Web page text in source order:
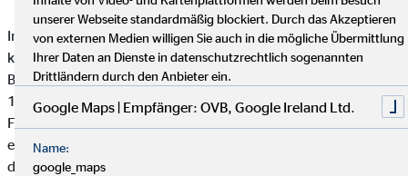
Im Rahmen des OVB Europatreffens im Dezember 2021
konnten dank der Spenden vieler OVB Berater und
Beraterinnen, der OVB Holding AG und dem OVB Hilfswerk
100.000 Euro zur Unterstützung des nachhaltigen
Familienhilfe-Programms in Toamasina, Madagaskar
eingesammelt werden. Das jüngste Interview mit dem Direktor
der SOS-Kinderdörfer Madagaskar, Jean-François Lepetit, zeigt
unserer Webseite standardmäßig blockiert. Durch das Akzeptieren
von externen Medien willigen Sie auch in die mögliche Übermittlung
Ihrer Daten an Dienste in datenschutzrechtlich sogenannten
Drittländern durch den Anbieter ein.
Google Maps | Empfänger: OVB, Google Ireland Ltd.
Name:
google_maps